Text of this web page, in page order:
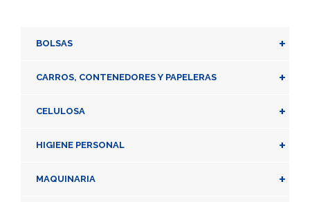
+
BOLSAS
+
CARROS, CONTENEDORES Y PAPELERAS
+
CELULOSA
+
HIGIENE PERSONAL
+
MAQUINARIA